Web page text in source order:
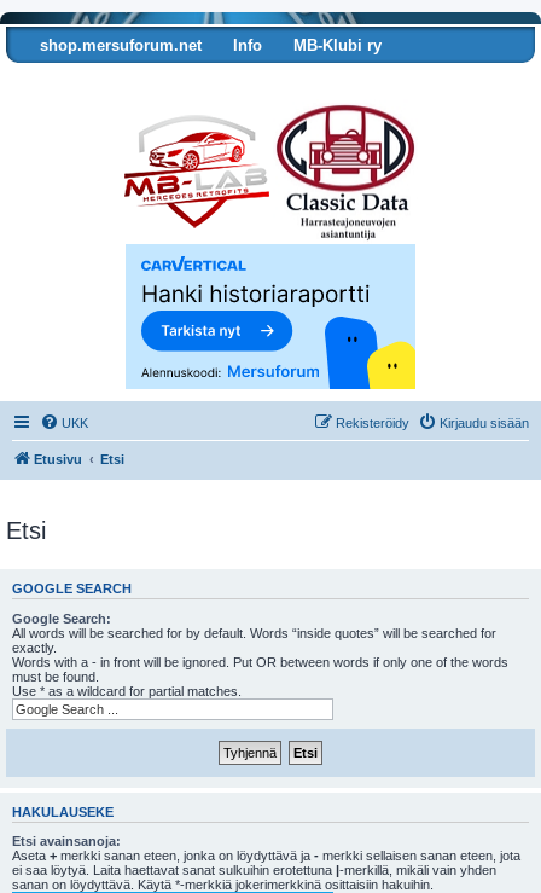
shop.mersuforum.net Info
MB-Klubi ry
UKK Kirjaudu sisään
Rekisteröidy
Etusivu Etsi
Etsi
GOOGLE SEARCH
Google Search:
All words will be searched for by default. Words “inside quotes” will be searched for
exactly.
Words with a - in front will be ignored. Put OR between words if only one of the words
must be found.
Use * as a wildcard for partial matches.
HAKULAUSEKE
Etsi avainsanoja:
Aseta + merkki sanan eteen, jonka on löydyttävä ja - merkki sellaisen sanan eteen, jota
ei saa löytyä. Laita haettavat sanat sulkuihin erotettuna |-merkillä, mikäli vain yhden
sanan on löydyttävä. Käytä *-merkkiä jokerimerkkinä osittaisiin hakuihin.